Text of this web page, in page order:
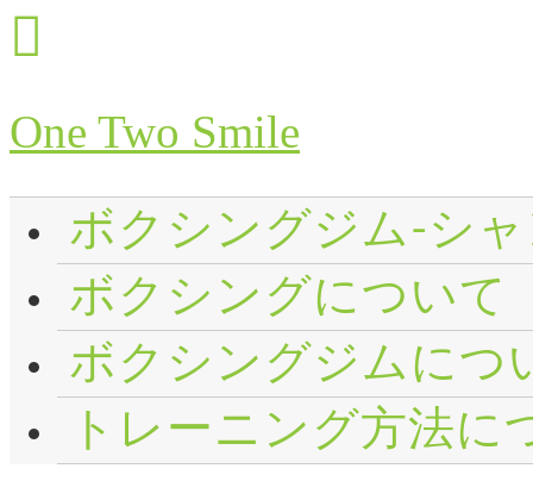
One Two Smile
ボクシングジム-シ
ボクシングについて
ボクシングジムにつ
トレーニング方法に